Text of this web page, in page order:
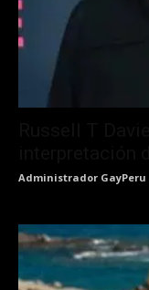
Administrador GayPeru